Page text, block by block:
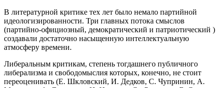
В литературной критике тех лет было немало партийной
идеологизированности. Три главных потока смыслов
(партийно-официозный, демократический и патриотический )
создавали достаточно насыщенную интеллектуальную
атмосферу времени.
Либеральным критикам, степень тогдашнего публичного
либерализма и свободомыслия которых, конечно, не стоит
переоценивать (Е. Шкловский, И. Дедков, С. Чупринин, А.